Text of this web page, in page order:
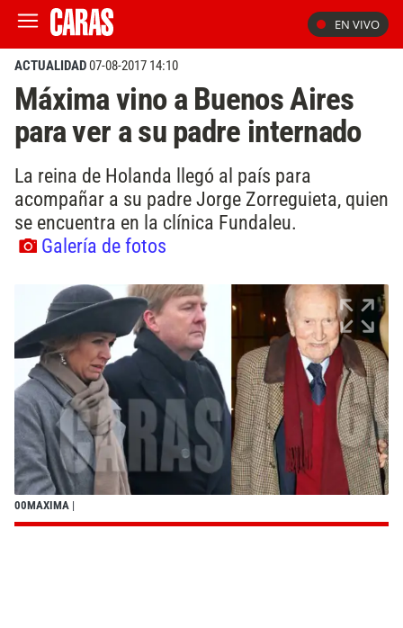
EN VIVO
ACTUALIDAD07-08-2017 14:10
Máxima vino a Buenos Aires
para ver a su padre internado
La reina de Holanda llegó al país para
acompañar a su padre Jorge Zorreguieta, quien
se encuentra en la clínica Fundaleu.
Galería de fotos
00MAXIMA |